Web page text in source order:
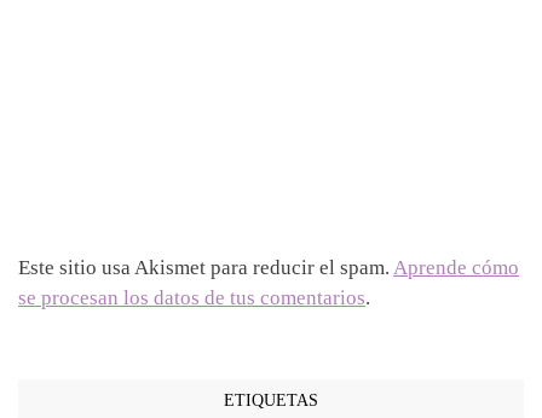
Este sitio usa Akismet para reducir el spam. Aprende cómo
se procesan los datos de tus comentarios.
ETIQUETAS